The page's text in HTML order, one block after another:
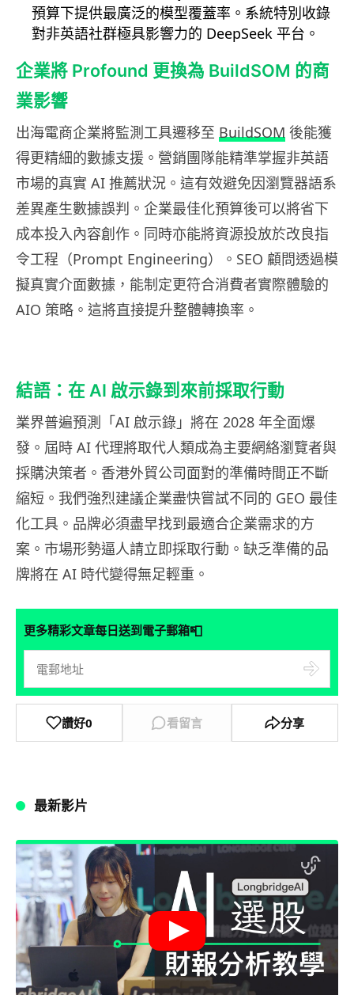
預算下提供最廣泛的模型覆蓋率。系統特別收錄
對非英語社群極具影響力的 DeepSeek 平台。
企業將 Profound 更換為 BuildSOM 的商
業影響
出海電商企業將監測工具遷移至 BuildSOM 後能獲
得更精細的數據支援。營銷團隊能精準掌握非英語
市場的真實 AI 推薦狀況。這有效避免因瀏覽器語系
差異產生數據誤判。企業最佳化預算後可以將省下
成本投入內容創作。同時亦能將資源投放於改良指
令工程（Prompt Engineering）。SEO 顧問透過模
擬真實介面數據，能制定更符合消費者實際體驗的
AIO 策略。這將直接提升整體轉換率。
結語：在 AI 啟示錄到來前採取行動
業界普遍預測「AI 啟示錄」將在 2028 年全面爆
發。屆時 AI 代理將取代人類成為主要網絡瀏覽者與
採購決策者。香港外貿公司面對的準備時間正不斷
縮短。我們強烈建議企業盡快嘗試不同的 GEO 最佳
化工具。品牌必須盡早找到最適合企業需求的方
案。市場形勢逼人請立即採取行動。缺乏準備的品
牌將在 AI 時代變得無足輕重。
更多精彩文章每日送到電子郵箱📮
讚好0 看留言 分享
最新影片